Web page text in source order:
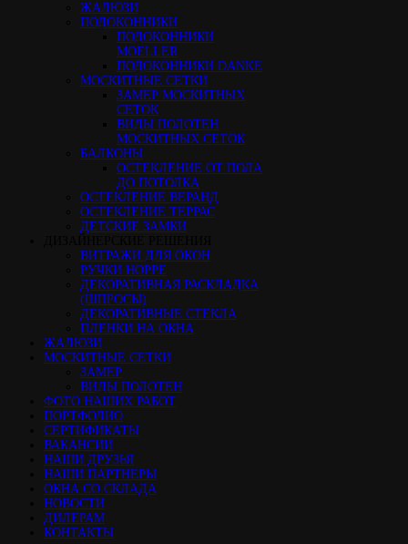
ЖАЛЮЗИ
ПОДОКОННИКИ
ПОДОКОННИКИ
MOELLER
ПОДОКОННИКИ DANKE
МОСКИТНЫЕ СЕТКИ
ЗАМЕР МОСКИТНЫХ
СЕТОК
ВИДЫ ПОЛОТЕН
МОСКИТНЫХ СЕТОК
БАЛКОНЫ
ОСТЕКЛЕНИЕ ОТ ПОЛА
ДО ПОТОЛКА
ОСТЕКЛЕНИЕ ВЕРАНД
ОСТЕКЛЕНИЕ ТЕРРАС
ДЕТСКИЕ ЗАМКИ
ВИТРАЖИ ДЛЯ ОКОН
РУЧКИ HOPPE
ДЕКОРАТИВНАЯ РАСКЛАДКА
(ШПРОСЫ)
ДЕКОРАТИВНЫЕ СТЕКЛА
ПЛЕНКИ НА ОКНА
ЖАЛЮЗИ
МОСКИТНЫЕ СЕТКИ
ЗАМЕР
ВИДЫ ПОЛОТЕН
ФОТО НАШИХ РАБОТ
ПОРТФОЛИО
СЕРТИФИКАТЫ
ВАКАНСИИ
НАШИ ДРУЗЬЯ
НАШИ ПАРТНЕРЫ
ОКНА СО СКЛАДА
НОВОСТИ
ДИЛЕРАМ
КОНТАКТЫ